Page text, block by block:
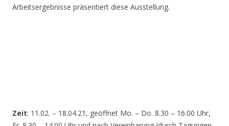
Arbeitsergebnisse präsentiert diese Ausstellung.
Zeit: 11.02. – 18.04.21, geöffnet Mo. – Do. 8.30 – 16.00 Uhr,